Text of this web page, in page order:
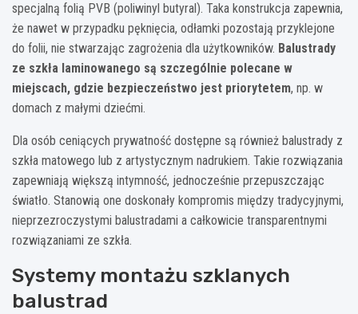
specjalną folią PVB (poliwinyl butyral). Taka konstrukcja zapewnia,
że nawet w przypadku pęknięcia, odłamki pozostają przyklejone
do folii, nie stwarzając zagrożenia dla użytkowników. Balustrady
ze szkła laminowanego są szczególnie polecane w
miejscach, gdzie bezpieczeństwo jest priorytetem, np. w
domach z małymi dziećmi.
Dla osób ceniących prywatność dostępne są również balustrady z
szkła matowego lub z artystycznym nadrukiem. Takie rozwiązania
zapewniają większą intymność, jednocześnie przepuszczając
światło. Stanowią one doskonały kompromis między tradycyjnymi,
nieprzezroczystymi balustradami a całkowicie transparentnymi
rozwiązaniami ze szkła.
Systemy montażu szklanych
balustrad